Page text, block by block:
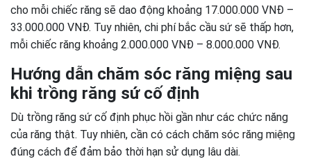
cho mỗi chiếc răng sẽ dao động khoảng 17.000.000 VNĐ –
33.000.000 VNĐ. Tuy nhiên, chi phí bắc cầu sứ sẽ thấp hơn,
mỗi chiếc răng khoảng 2.000.000 VNĐ – 8.000.000 VNĐ.
Hướng dẫn chăm sóc răng miệng sau
khi trồng răng sứ cố định
Dù trồng răng sứ cố định phục hồi gần như các chức năng
của răng thật. Tuy nhiên, cần có cách chăm sóc răng miệng
đúng cách để đảm bảo thời hạn sử dụng lâu dài.